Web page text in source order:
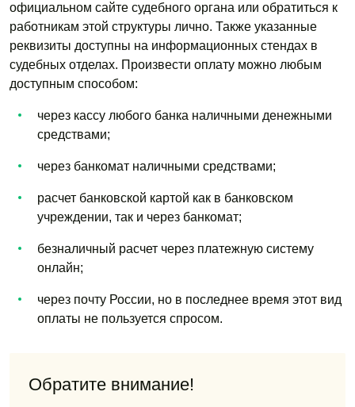
официальном сайте судебного органа или обратиться к
работникам этой структуры лично. Также указанные
реквизиты доступны на информационных стендах в
судебных отделах. Произвести оплату можно любым
доступным способом:
через кассу любого банка наличными денежными
средствами;
через банкомат наличными средствами;
расчет банковской картой как в банковском
учреждении, так и через банкомат;
безналичный расчет через платежную систему
онлайн;
через почту России, но в последнее время этот вид
оплаты не пользуется спросом.
Обратите внимание!